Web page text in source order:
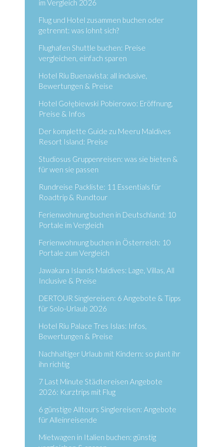
im Vergleich 2026
Flug und Hotel zusammen buchen oder
getrennt: was lohnt sich?
Flughafen Shuttle buchen: Preise
vergleichen, einfach sparen
Hotel Riu Buenavista: all inclusive,
Bewertungen & Preise
Hotel Gołębiewski Pobierowo: Eröffnung,
Preise & Infos
Der komplette Guide zu Meeru Maldives
Resort Island: Preise
Studiosus Gruppenreisen: was sie bieten &
für wen sie passen
Rundreise Packliste: 11 Essentials für
Roadtrip & Rundtour
Ferienwohnung buchen in Deutschland: 10
Portale im Vergleich
Ferienwohnung buchen in Österreich: 10
Portale zum Vergleich
Jawakara Islands Maldives: Lage, Villas, All
Inclusive & Preise
DERTOUR Singlereisen: 6 Angebote & Tipps
für Solo-Urlaub 2026
Hotel Riu Palace Tres Islas: Infos,
Bewertungen & Preise
Nachhaltiger Urlaub mit Kindern: so plant ihr
ihn richtig
7 Last Minute Städtereisen Angebote
2026: Kurztrips mit Flug
6 günstige Alltours Singlereisen: Angebote
für Alleinreisende
Mietwagen in Italien buchen: günstig